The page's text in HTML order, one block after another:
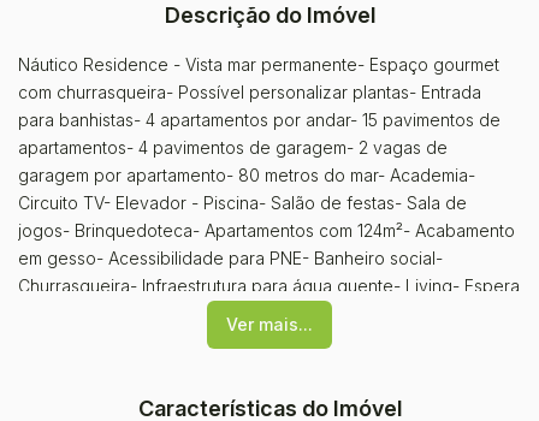
Descrição do Imóvel
Náutico Residence - Vista mar permanente- Espaço gourmet
com churrasqueira- Possível personalizar plantas- Entrada
para banhistas- 4 apartamentos por andar- 15 pavimentos de
apartamentos- 4 pavimentos de garagem- 2 vagas de
garagem por apartamento- 80 metros do mar- Academia-
Circuito TV- Elevador - Piscina- Salão de festas- Sala de
jogos- Brinquedoteca- Apartamentos com 124m²- Acabamento
em gesso- Acessibilidade para PNE- Banheiro social-
Churrasqueira- Infraestrutura para água quente- Living- Espera
para Split- Porcelanato - Sala de jantar- Área de serviço - Sala
de estar- Cozinha- Interfone- Internet
Ver mais...
Características do Imóvel